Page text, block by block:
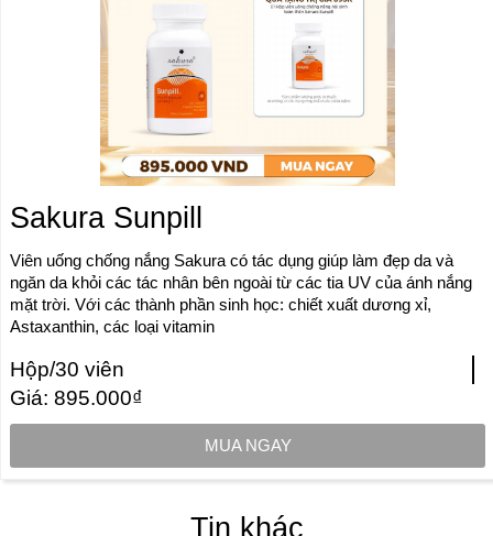
Sakura Sunpill
Viên uống chống nắng Sakura có tác dụng giúp làm đẹp da và
ngăn da khỏi các tác nhân bên ngoài từ các tia UV của ánh nắng
mặt trời. Với các thành phần sinh học: chiết xuất dương xỉ,
Astaxanthin, các loại vitamin
Hộp/30 viên
Giá: 895.000₫
MUA NGAY
Tin khác